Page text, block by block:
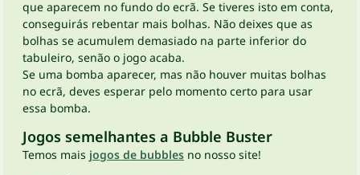
que aparecem no fundo do ecrã. Se tiveres isto em conta,
conseguirás rebentar mais bolhas. Não deixes que as
bolhas se acumulem demasiado na parte inferior do
tabuleiro, senão o jogo acaba.
Se uma bomba aparecer, mas não houver muitas bolhas
no ecrã, deves esperar pelo momento certo para usar
essa bomba.
Jogos semelhantes a Bubble Buster
Temos mais jogos de bubbles no nosso site!